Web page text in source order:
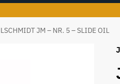
JM – NR. 5 – SLIDE OIL